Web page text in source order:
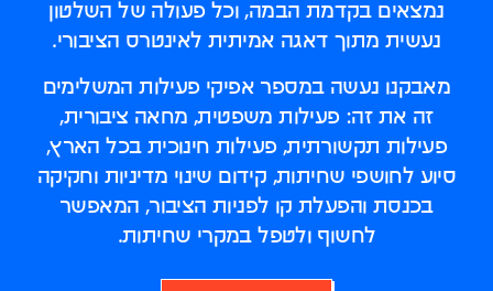
נמצאים בקדמת הבמה, וכל פעולה של השלטון
נעשית מתוך דאגה אמיתית לאינטרס הציבורי.
מאבקנו נעשה במספר אפיקי פעילות המשלימים
זה את זה: פעילות משפטית, מחאה ציבורית,
פעילות תקשורתית, פעילות חינוכית בכל הארץ,
סיוע לחושפי שחיתות, קידום שינוי מדיניות וחקיקה
בכנסת והפעלת קו לפניות הציבור, המאפשר
לחשוף ולטפל במקרי שחיתות.